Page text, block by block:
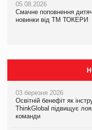
05.08.2026
Смачне поповнення
новинки від ТМ ТОКЕРИ
04.08.2026
Через атаку РФ у
Millennium
03 березня 2026
Освітній бенефіт як
ThinkGlobal підвищує
команди